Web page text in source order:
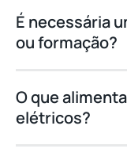
É necessária
ou formação?
O que
elétricos?